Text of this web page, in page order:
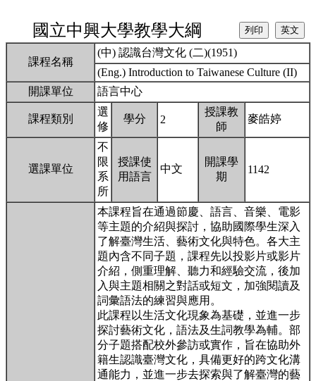
國立中興大學教學大綱
課程名稱
(中) 認識台灣文化 (二)(1951)
(Eng.) Introduction to Taiwanese Culture (II)
開課單位
語言中心
課程類別
選
修
學分 2
授課教
師
麥皓婷
選課單位
不
限
系
所
授課使
用語言
中文
開課學
期
1142
本課程旨在通過節慶、語言、音樂、電影
等主題的介紹與探討，協助國際學生深入
了解臺灣生活、藝術文化與特色。各大主
題內含不同子題，課程先以投影片或影片
介紹，側重理解、聽力和經驗交流，後加
入與主題相關之對話或短文，加強閱讀及
詞彙語法的練習與應用。
此課程以生活文化現象為基礎，並進一步
探討藝術文化，語法及生詞教學為輔。部
分子題搭配校外參訪或實作，旨在協助外
籍生認識臺灣文化，具備更好的跨文化溝
通能力，並進一步去探索與了解臺灣的藝